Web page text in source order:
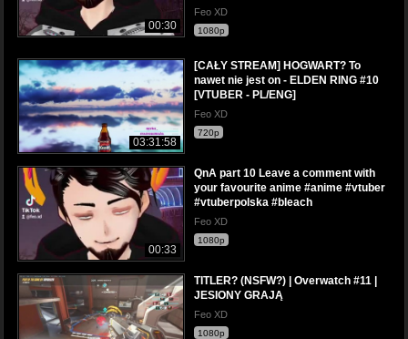
00:30
Feo XD
1080p
03:31:58
[CAŁY STREAM] HOGWART? To
nawet nie jest on - ELDEN RING #10
[VTUBER - PL/ENG]
Feo XD
720p
00:33
QnA part 10 Leave a comment with
your favourite anime #anime #vtuber
#vtuberpolska #bleach
Feo XD
1080p
TITLER? (NSFW?) | Overwatch #11 |
JESIONY GRAJĄ
Feo XD
1080p